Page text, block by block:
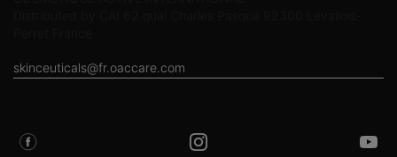
skinceuticals@fr.oaccare.com